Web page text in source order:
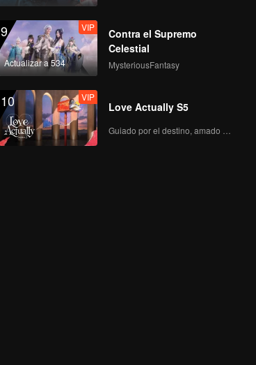
9
Actualizar a 534
VIP
Contra el Supremo
Celestial
MysteriousFantasy
10 VIP
Love Actually S5